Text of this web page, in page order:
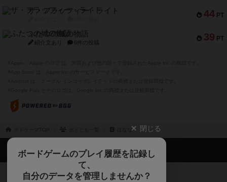
44 PT
ザ・フラッフィー・ライト
39 PT
ふたつの城の物語
紹介文あり 6件の投稿
ばなな 閉じる
ボードゲームのプレイ履歴を記録し
て、
自分のデータを管理しませんか？
ボドゲーマTOP
ボードゲームを検索する